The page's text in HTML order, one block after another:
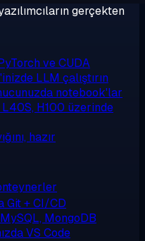
gerçekten
ve CUDA
LLM çalıştırın
notebook'lar
H100 üzerinde
hazır
Git + CI/CD
MongoDB
VS Code